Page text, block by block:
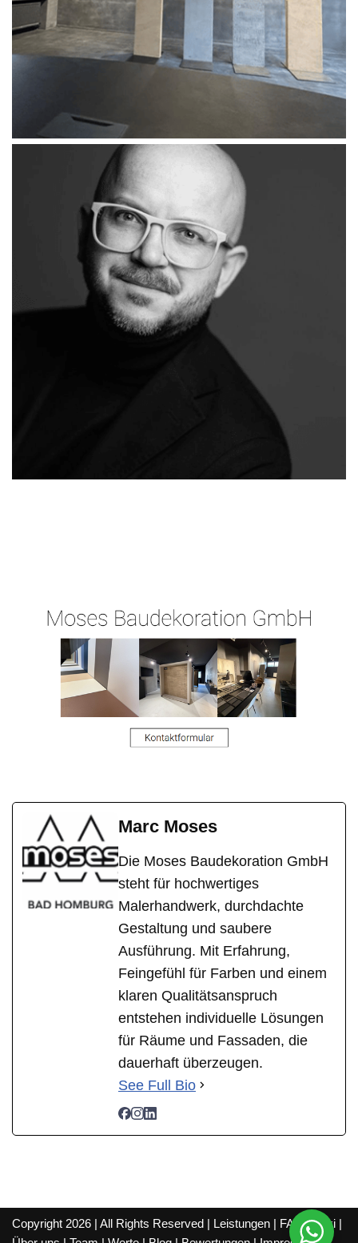
Marc Moses
Die Moses Baudekoration GmbH
steht für hochwertiges
Malerhandwerk, durchdachte
Gestaltung und saubere
Ausführung. Mit Erfahrung,
Feingefühl für Farben und einem
klaren Qualitätsanspruch
entstehen individuelle Lösungen
für Räume und Fassaden, die
dauerhaft überzeugen.
See Full Bio
Copyright 2026 | All Rights Reserved | Leistungen | FAQ|Wiki |